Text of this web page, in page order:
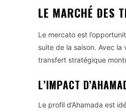
LE MARCHÉ DES
Le mercato est
suite de la saison. Avec la
transfert stratégique
L’IMPACT
Le profil d’Ahamada est